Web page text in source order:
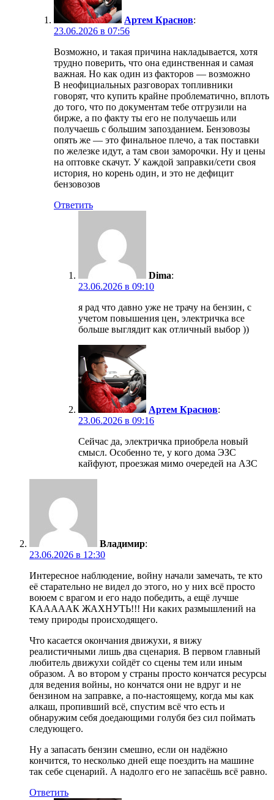
Артем Краснов:
23.06.2026 в 07:56
Возможно, и такая причина накладывается, хотя
трудно поверить, что она единственная и самая
важная. Но как один из факторов — возможно
В неофициальных разговорах топливники
говорят, что купить крайне проблематично, вплоть
до того, что по документам тебе отгрузили на
бирже, а по факту ты его не получаешь или
получаешь с большим запозданием. Бензовозы
опять же — это финальное плечо, а так поставки
по железке идут, а там свои заморочки. Ну и цены
на оптовке скачут. У каждой заправки/сети своя
история, но корень один, и это не дефицит
бензовозов
Ответить
Dima:
23.06.2026 в 09:10
я рад что давно уже не трачу на бензин, с
учетом повышения цен, электричка все
больше выглядит как отличный выбор ))
Артем Краснов:
23.06.2026 в 09:16
Сейчас да, электричка приобрела новый
смысл. Особенно те, у кого дома ЭЗС
кайфуют, проезжая мимо очередей на АЗС
Владимир:
23.06.2026 в 12:30
Интересное наблюдение, войну начали замечать, те кто
её старательно не видел до этого, но у них всё просто
воюем с врагом и его надо победить, а ещё лучше
КАААААК ЖАХНУТЬ!!! Ни каких размышлений на
тему природы происходящего.
Что касается окончания движухи, я вижу
реалистичными лишь два сценария. В первом главный
любитель движухи сойдёт со сцены тем или иным
образом. А во втором у страны просто кончатся ресурсы
для ведения войны, но кончатся они не вдруг и не
бензином на заправке, а по-настоящему, когда мы как
алкаш, пропивший всё, спустим всё что есть и
обнаружим себя доедающими голубя без сил поймать
следующего.
Ну а запасать бензин смешно, если он надёжно
кончится, то несколько дней еще поездить на машине
так себе сценарий. А надолго его не запасёшь всё равно.
Ответить